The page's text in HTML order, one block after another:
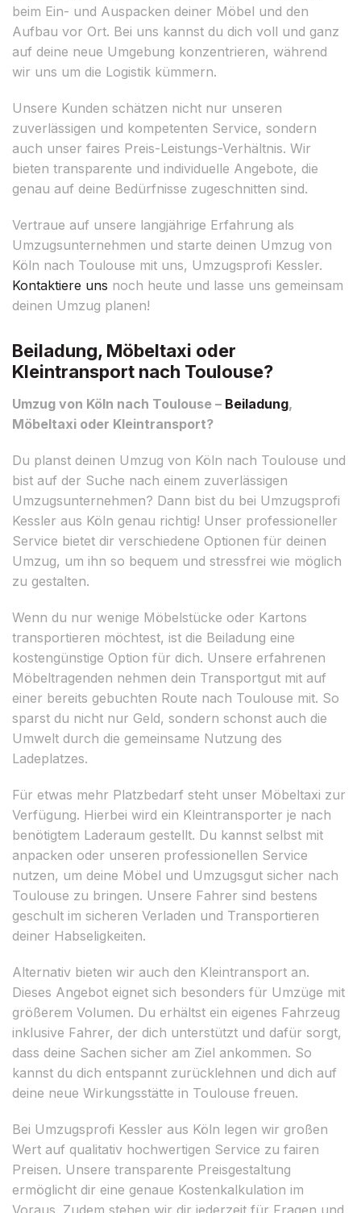
beim Ein- und Auspacken deiner Möbel und den
Aufbau vor Ort. Bei uns kannst du dich voll und ganz
auf deine neue Umgebung konzentrieren, während
wir uns um die Logistik kümmern.
Unsere Kunden schätzen nicht nur unseren
zuverlässigen und kompetenten Service, sondern
auch unser faires Preis-Leistungs-Verhältnis. Wir
bieten transparente und individuelle Angebote, die
genau auf deine Bedürfnisse zugeschnitten sind.
Vertraue auf unsere langjährige Erfahrung als
Umzugsunternehmen und starte deinen Umzug von
Köln nach Toulouse mit uns, Umzugsprofi Kessler.
Kontaktiere uns noch heute und lasse uns gemeinsam
deinen Umzug planen!
Beiladung, Möbeltaxi oder
Kleintransport nach Toulouse?
Umzug von Köln nach Toulouse – Beiladung,
Möbeltaxi oder Kleintransport?
Du planst deinen Umzug von Köln nach Toulouse und
bist auf der Suche nach einem zuverlässigen
Umzugsunternehmen? Dann bist du bei Umzugsprofi
Kessler aus Köln genau richtig! Unser professioneller
Service bietet dir verschiedene Optionen für deinen
Umzug, um ihn so bequem und stressfrei wie möglich
zu gestalten.
Wenn du nur wenige Möbelstücke oder Kartons
transportieren möchtest, ist die Beiladung eine
kostengünstige Option für dich. Unsere erfahrenen
Möbeltragenden nehmen dein Transportgut mit auf
einer bereits gebuchten Route nach Toulouse mit. So
sparst du nicht nur Geld, sondern schonst auch die
Umwelt durch die gemeinsame Nutzung des
Ladeplatzes.
Für etwas mehr Platzbedarf steht unser Möbeltaxi zur
Verfügung. Hierbei wird ein Kleintransporter je nach
benötigtem Laderaum gestellt. Du kannst selbst mit
anpacken oder unseren professionellen Service
nutzen, um deine Möbel und Umzugsgut sicher nach
Toulouse zu bringen. Unsere Fahrer sind bestens
geschult im sicheren Verladen und Transportieren
deiner Habseligkeiten.
Alternativ bieten wir auch den Kleintransport an.
Dieses Angebot eignet sich besonders für Umzüge mit
größerem Volumen. Du erhältst ein eigenes Fahrzeug
inklusive Fahrer, der dich unterstützt und dafür sorgt,
dass deine Sachen sicher am Ziel ankommen. So
kannst du dich entspannt zurücklehnen und dich auf
deine neue Wirkungsstätte in Toulouse freuen.
Bei Umzugsprofi Kessler aus Köln legen wir großen
Wert auf qualitativ hochwertigen Service zu fairen
Preisen. Unsere transparente Preisgestaltung
ermöglicht dir eine genaue Kostenkalkulation im
Voraus. Zudem stehen wir dir jederzeit für Fragen und